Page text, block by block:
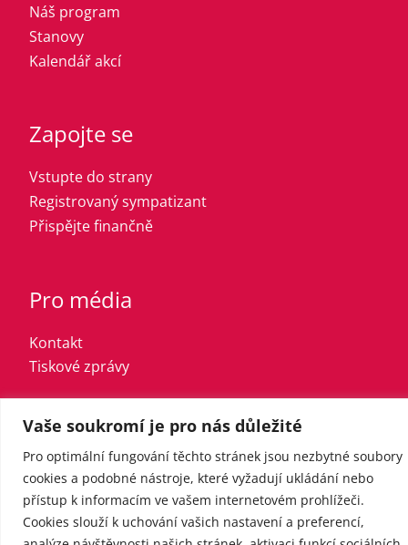
Vaše soukromí je pro nás důležité
Pro optimální fungování těchto stránek jsou nezbytné soubory
cookies a podobné nástroje, které vyžadují ukládání nebo
přístup k informacím ve vašem internetovém prohlížeči.
Cookies slouží k uchování vašich nastavení a preferencí,
Náš program
Stanovy
Kalendář akcí
Zapojte se
Vstupte do strany
Registrovaný sympatizant
Přispějte finančně
Pro média
Kontakt
Tiskové zprávy